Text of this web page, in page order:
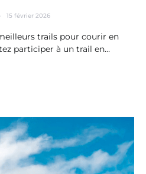
15 février 2026
trails pour courir en
participer à un trail en…